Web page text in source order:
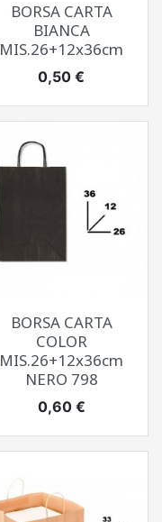
BORSA CARTA
BIANCA
MIS.26+12x36cm
Prezzo
0,50 €
BORSA CARTA
COLOR
MIS.26+12x36cm
NERO 798
Prezzo
0,60 €